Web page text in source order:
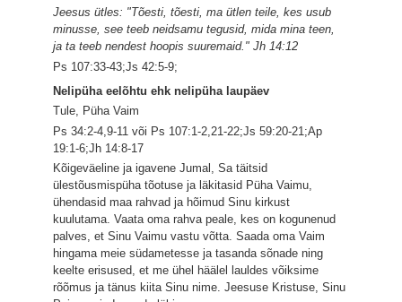
Jeesus ütles: "Tõesti, tõesti, ma ütlen teile, kes usub
minusse, see teeb neidsamu tegusid, mida mina teen,
ja ta teeb nendest hoopis suuremaid." Jh 14:12
Ps 107:33-43;Js 42:5-9;
Nelipüha eelõhtu ehk nelipüha laupäev
Tule, Püha Vaim
Ps 34:2-4,9-11 või Ps 107:1-2,21-22;Js 59:20-21;Ap
19:1-6;Jh 14:8-17
Kõigeväeline ja igavene Jumal, Sa täitsid
ülestõusmispüha tõotuse ja läkitasid Püha Vaimu,
ühendasid maa rahvad ja hõimud Sinu kirkust
kuulutama. Vaata oma rahva peale, kes on kogunenud
palves, et Sinu Vaimu vastu võtta. Saada oma Vaim
hingama meie südametesse ja tasanda sõnade ning
keelte erisused, et me ühel häälel lauldes võiksime
rõõmus ja tänus kiita Sinu nime. Jeesuse Kristuse, Sinu